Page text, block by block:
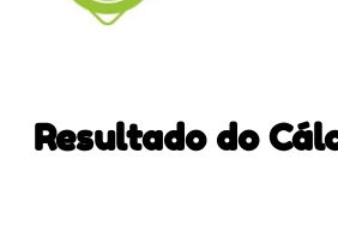
Resultado do